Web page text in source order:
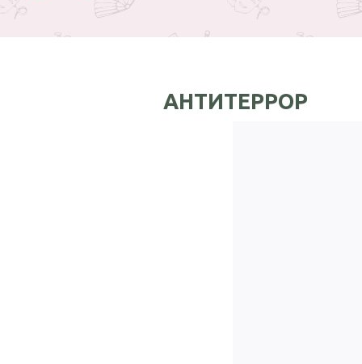
АНТИТЕРРОР